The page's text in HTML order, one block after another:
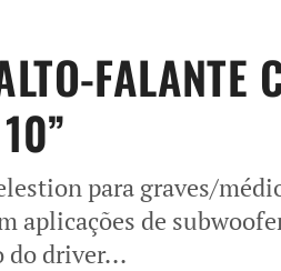
FALANTE
para graves/
aplicações de
do driver...